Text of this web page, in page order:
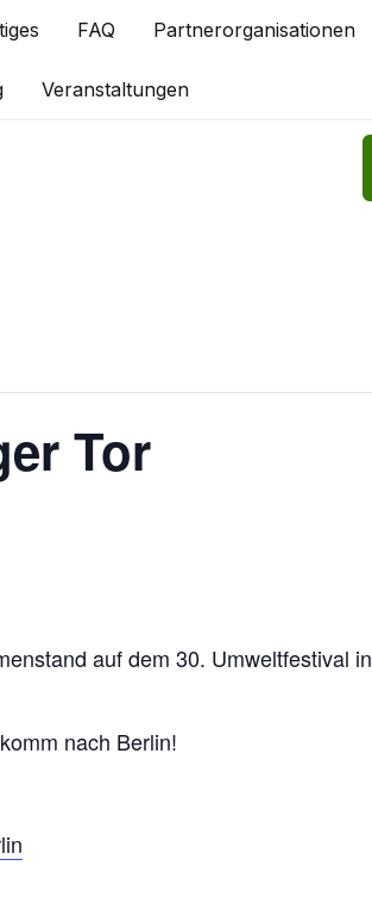
FAQ Partnerorganisationen
Veranstaltungen
Tor
auf dem 30. Umweltfestival in
nach Berlin!